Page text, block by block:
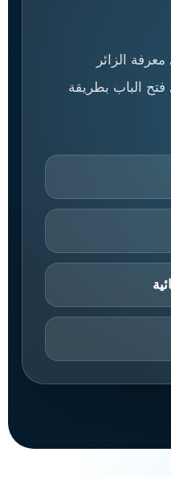
الزائر
الباب بطريقة